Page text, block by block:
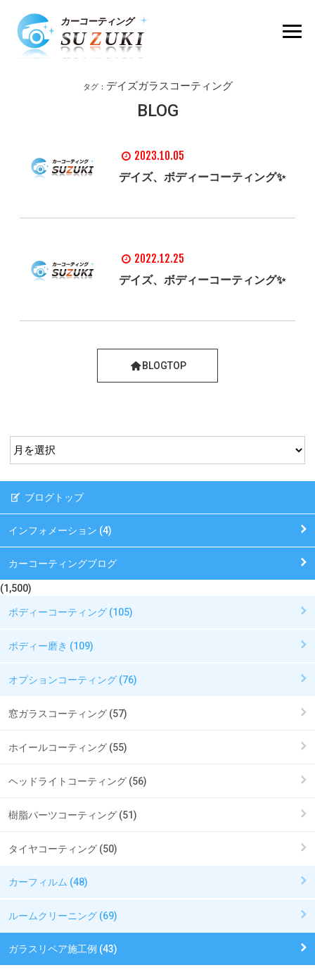
タグ： デイズガラスコーティング
BLOG
2023.10.05
デイズ、ボディーコーティング✨
2022.12.25
デイズ、ボディーコーティング✨
BLOGTOP
ブログトップ
インフォメーション (4)
カーコーティングブログ
(1,500)
ボディーコーティング (105)
ボディー磨き (109)
オプションコーティング (76)
窓ガラスコーティング (57)
ホイールコーティング (55)
ヘッドライトコーティング (56)
樹脂パーツコーティング (51)
タイヤコーティング (50)
カーフィルム (48)
ルームクリーニング (69)
ガラスリペア施工例 (43)